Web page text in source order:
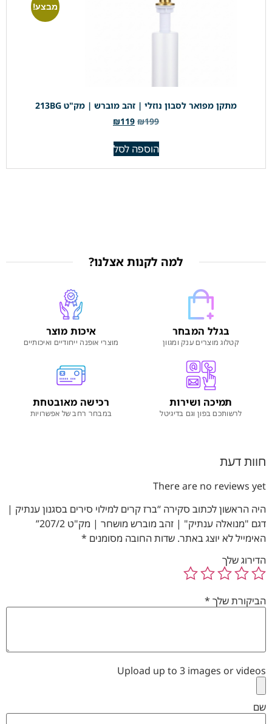
מבצע!
מתקן מפואר לסבון נוזלי | זהב מוברש | מק"ט 213BG
₪199
₪119
הוספה לסל
למה לקנות אצלנו?
בגלל המבחר
קטלוג מוצרים ענק ומגוון
איכות מוצר
מוצרי אופנה ייחודיים ואיכותיים
תמיכה ושירות
לרשותכם בפון וגם בדיגיטל
רכישה מאובטחת
במבחר רחב של אפשרויות
חוות דעת
There are no reviews yet
היה הראשון לכתוב סקירה “ברז קרים למילוי סירים בסגנון ענתיק |
דגם "מנואלה ענתיק" | זהב מוברש מושחר | מק"ט 207/2”
האימייל לא יוצג באתר. שדות החובה מסומנים *
הדירוג שלך
הביקורת שלך *
Upload up to 3 images or videos
שם